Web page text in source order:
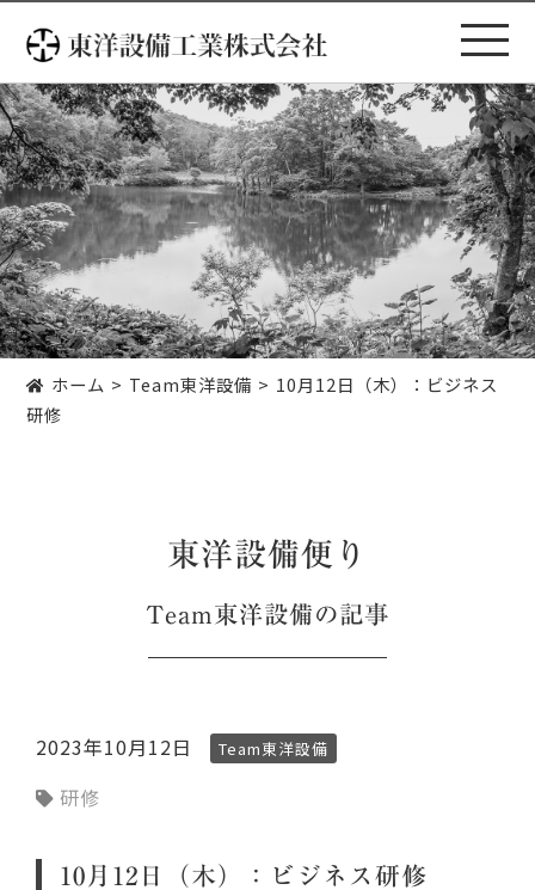
テ
ン
ツ
へ
ス
キ
ッ
プ
ホーム Team東洋設備
10月12日（木）：ビジネス
研修
東洋設備便り
Team東洋設備 の記事
2023年10月12日 Team東洋設備
研修
10月12日（木）：ビジネス研修